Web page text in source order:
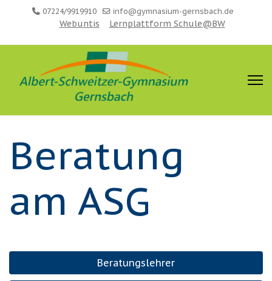
07224/9919910 info@gymnasium-gernsbach.de
Webuntis Lernplattform Schule@BW
Beratung
am ASG
Beratungslehrer